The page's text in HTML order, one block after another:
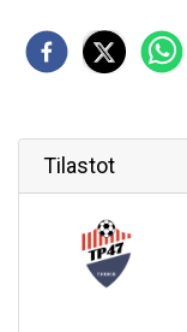
Tilastot